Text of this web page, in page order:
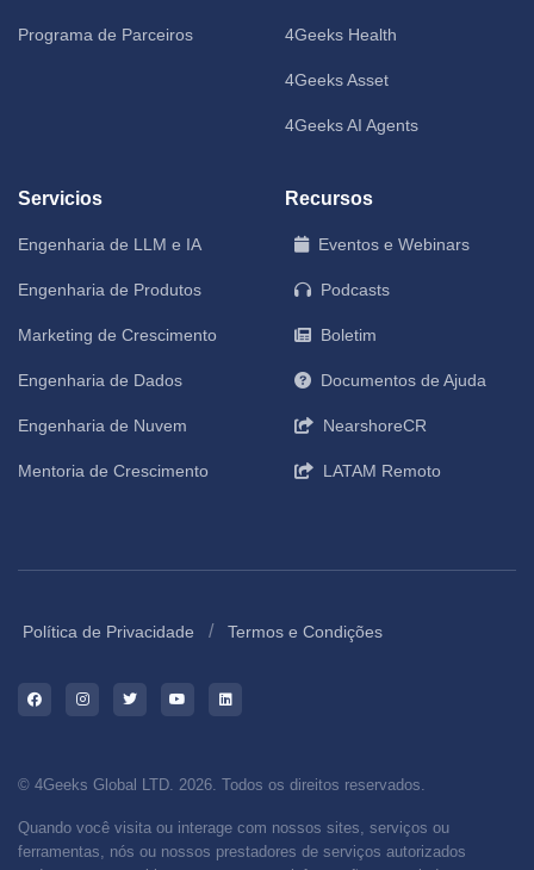
Programa de Parceiros 4Geeks Health
4Geeks Asset
4Geeks AI Agents
Servicios
Engenharia de LLM e IA
Engenharia de Produtos
Marketing de Crescimento
Engenharia de Dados
Engenharia de Nuvem
Mentoria de Crescimento
Recursos
Eventos e Webinars
Podcasts
Boletim
Documentos de Ajuda
NearshoreCR
LATAM Remoto
Política de Privacidade / Termos e Condições
© 4Geeks Global LTD. 2026. Todos os direitos reservados.
Quando você visita ou interage com nossos sites, serviços ou
ferramentas, nós ou nossos prestadores de serviços autorizados